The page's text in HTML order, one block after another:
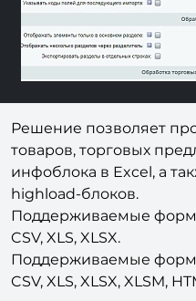
Решение позволяет
товаров, торговых
инфоблока в Excel, а
highload-блоков.
Поддерживаемые
CSV, XLS, XLSX.
Поддерживаемые
CSV, XLS, XLSX, XLSM,